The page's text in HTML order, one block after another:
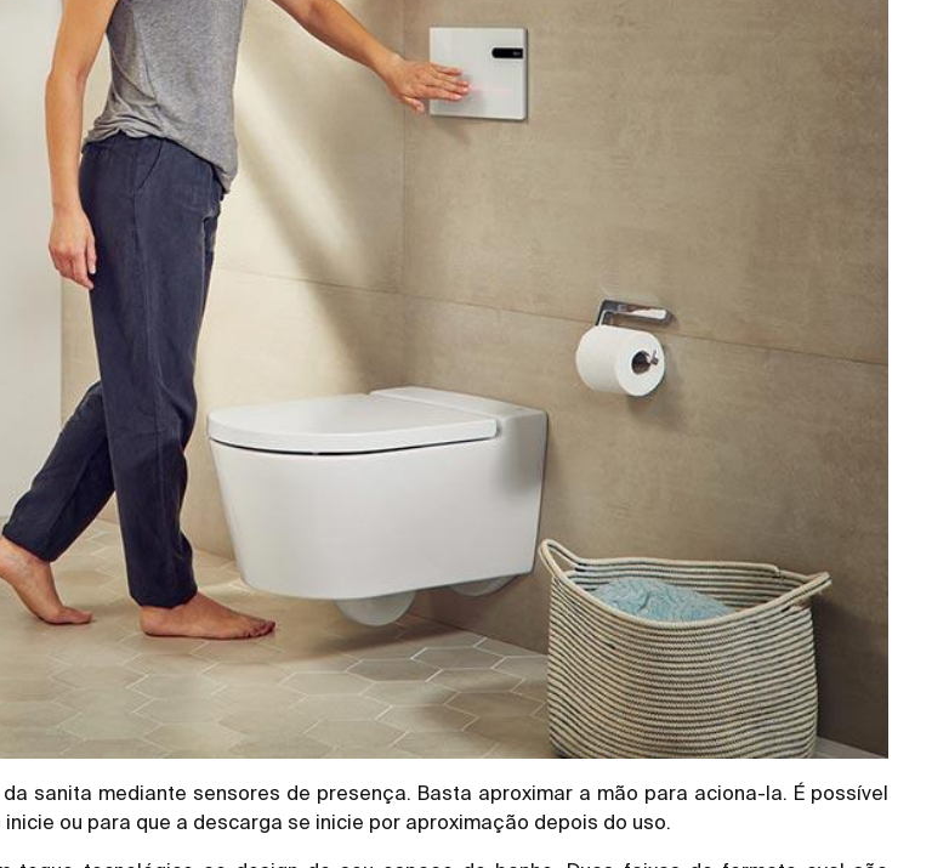
sanita mediante sensores de presença. Basta aproximar a mão para aciona-la. É possível
ou para que a descarga se inicie por aproximação depois do uso.